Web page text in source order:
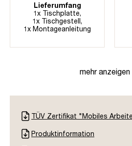
Lieferumfang
1x Tischplatte,
1x Tischgestell,
1x Montageanleitung
mehr anzeigen
TÜV Zertifikat "Mobiles
Produktinformation